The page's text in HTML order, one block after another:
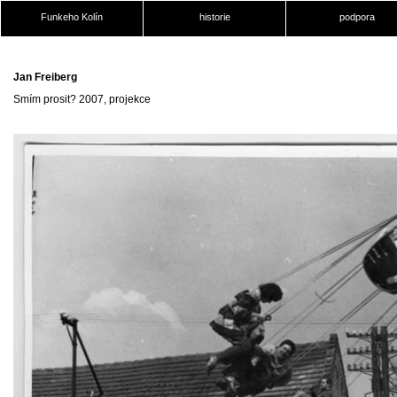
Funkeho Kolín historie podpora
Jan Freiberg
Smím prosit? 2007, projekce